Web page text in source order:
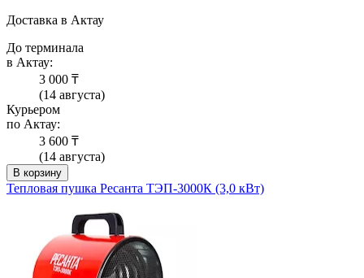
Доставка в Актау
До терминала
в Актау:
3 000 ₸
(14 августа)
Курьером
по Актау:
3 600 ₸
(14 августа)
В корзину
Тепловая пушка Ресанта ТЭП-3000К (3,0 кВт)